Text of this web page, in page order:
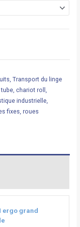
,Transport du linge
,chariot roll
industrielle
fixes ,roues
ergo grand